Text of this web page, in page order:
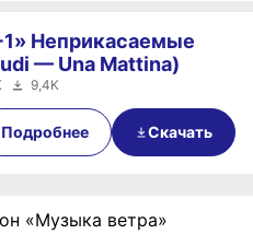
Неприкасаемые
— Una Mattina)
9,4K
Подробнее Скачать
«Музыка ветра»